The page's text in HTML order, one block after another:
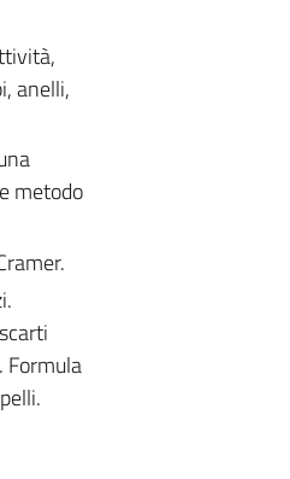
anelli,
metodo
Formula